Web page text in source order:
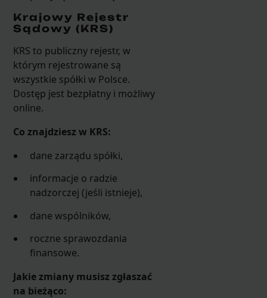
Krajowy Rejestr
Sądowy (KRS)
KRS to publiczny rejestr, w
którym rejestrowane są
wszystkie spółki w Polsce.
Dostęp jest bezpłatny i możliwy
online.
Co znajdziesz w KRS:
dane zarządu spółki,
informacje o radzie
nadzorczej (jeśli istnieje),
dane wspólników,
roczne sprawozdania
finansowe.
Jakie zmiany musisz zgłaszać
na bieżąco: